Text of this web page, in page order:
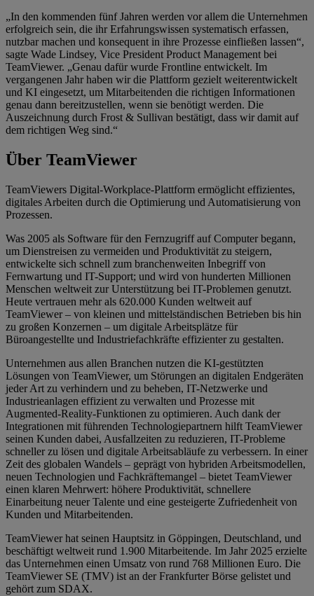
„In den kommenden fünf Jahren werden vor allem die Unternehmen
erfolgreich sein, die ihr Erfahrungswissen systematisch erfassen,
nutzbar machen und konsequent in ihre Prozesse einfließen lassen“,
sagte Wade Lindsey, Vice President Product Management bei
TeamViewer. „Genau dafür wurde Frontline entwickelt. Im
vergangenen Jahr haben wir die Plattform gezielt weiterentwickelt
und KI eingesetzt, um Mitarbeitenden die richtigen Informationen
genau dann bereitzustellen, wenn sie benötigt werden. Die
Auszeichnung durch Frost & Sullivan bestätigt, dass wir damit auf
dem richtigen Weg sind.“
Über TeamViewer
TeamViewers Digital-Workplace-Plattform ermöglicht effizientes,
digitales Arbeiten durch die Optimierung und Automatisierung von
Prozessen.
Was 2005 als Software für den Fernzugriff auf Computer begann,
um Dienstreisen zu vermeiden und Produktivität zu steigern,
entwickelte sich schnell zum branchenweiten Inbegriff von
Fernwartung und IT-Support; und wird von hunderten Millionen
Menschen weltweit zur Unterstützung bei IT-Problemen genutzt.
Heute vertrauen mehr als 620.000 Kunden weltweit auf
TeamViewer – von kleinen und mittelständischen Betrieben bis hin
zu großen Konzernen – um digitale Arbeitsplätze für
Büroangestellte und Industriefachkräfte effizienter zu gestalten.
Unternehmen aus allen Branchen nutzen die KI-gestützten
Lösungen von TeamViewer, um Störungen an digitalen Endgeräten
jeder Art zu verhindern und zu beheben, IT-Netzwerke und
Industrieanlagen effizient zu verwalten und Prozesse mit
Augmented-Reality-Funktionen zu optimieren. Auch dank der
Integrationen mit führenden Technologiepartnern hilft TeamViewer
seinen Kunden dabei, Ausfallzeiten zu reduzieren, IT-Probleme
schneller zu lösen und digitale Arbeitsabläufe zu verbessern. In einer
Zeit des globalen Wandels – geprägt von hybriden Arbeitsmodellen,
neuen Technologien und Fachkräftemangel – bietet TeamViewer
einen klaren Mehrwert: höhere Produktivität, schnellere
Einarbeitung neuer Talente und eine gesteigerte Zufriedenheit von
Kunden und Mitarbeitenden.
TeamViewer hat seinen Hauptsitz in Göppingen, Deutschland, und
beschäftigt weltweit rund 1.900 Mitarbeitende. Im Jahr 2025 erzielte
das Unternehmen einen Umsatz von rund 768 Millionen Euro. Die
TeamViewer SE (TMV) ist an der Frankfurter Börse gelistet und
gehört zum SDAX.